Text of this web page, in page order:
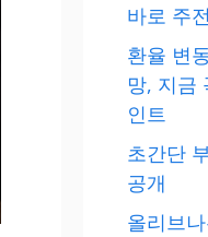
바로 주
환율 변
망, 지금
인트
초간단
공개
올리브